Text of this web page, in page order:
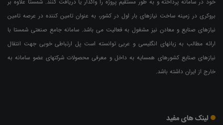
خود در سامانه پرداخته و به طور مستقیم پروژه را واگذار یا دریافت کنند. شمستا علاوه بر
بروکری در زمینه ساخت نیازهای بار اول در کشور، به عنوان تامین کننده در عرصه تامین
نیازهای صنایع و معادن نیز مشغول به فعالیت می باشد. سامانه جامع صنعتی شمستا با
ارائه مطالب به زبانهای انگلیسی و عربی توانسته است پل ارتباطی خوبی جهت انتقال
نیازهای صنایع کشورهای همسایه به داخل و معرفی محصولات شرکتهای عضو سامانه به
خارج از ایران داشته باشد.
لینک های مفید